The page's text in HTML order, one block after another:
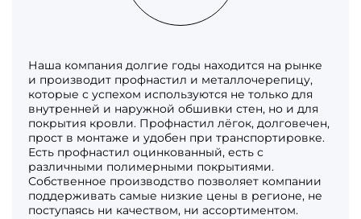
Наша компания долгие годы находится на рынке
и производит профнастил и металлочерепицу,
которые с успехом используются не только для
внутренней и наружной обшивки стен, но и для
покрытия кровли. Профнастил лёгок, долговечен,
прост в монтаже и удобен при транспортировке.
Есть профнастил оцинкованный, есть с
различными полимерными покрытиями.
Собственное производство позволяет компании
поддерживать самые низкие цены в регионе, не
поступаясь ни качеством, ни ассортиментом.